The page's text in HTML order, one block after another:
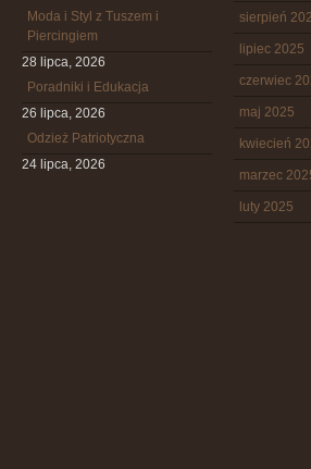
Moda i Styl z Tuszem i
Piercingiem
28 lipca, 2026
Poradniki i Edukacja
26 lipca, 2026
Odzież Patriotyczna
24 lipca, 2026
sierpień
lipiec 2025
czerwiec
maj 2025
kwiecień
marzec
luty 2025